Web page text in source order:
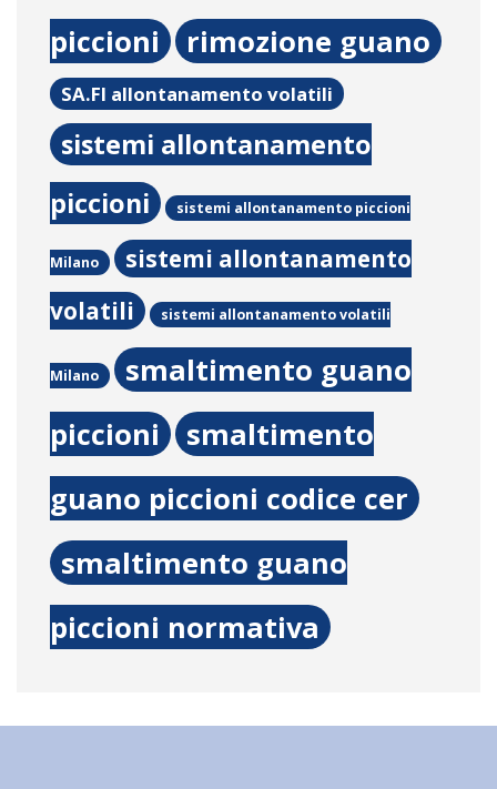
piccioni
rimozione guano
SA.FI allontanamento volatili
sistemi allontanamento
piccioni
sistemi allontanamento piccioni
Milano
sistemi allontanamento
volatili
sistemi allontanamento volatili
Milano
smaltimento guano
piccioni
smaltimento
guano piccioni codice cer
smaltimento guano
piccioni normativa